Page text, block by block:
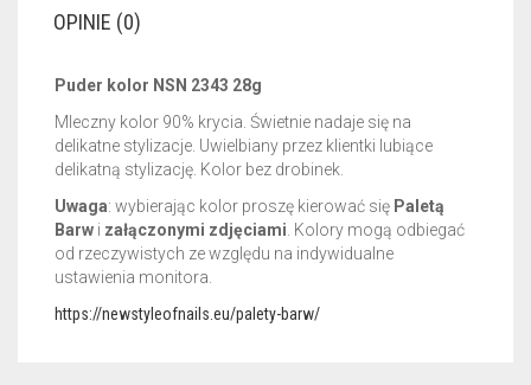
OPINIE (0)
Puder kolor NSN 2343 28g
Mleczny kolor 90% krycia. Świetnie nadaje się na
delikatne stylizacje. Uwielbiany przez klientki lubiące
delikatną stylizację. Kolor bez drobinek.
Uwaga: wybierając kolor proszę kierować się Paletą
Barw i załączonymi zdjęciami . Kolory mogą odbiegać
od rzeczywistych ze względu na indywidualne
ustawienia monitora.
https://newstyleofnails.eu/palety-barw/